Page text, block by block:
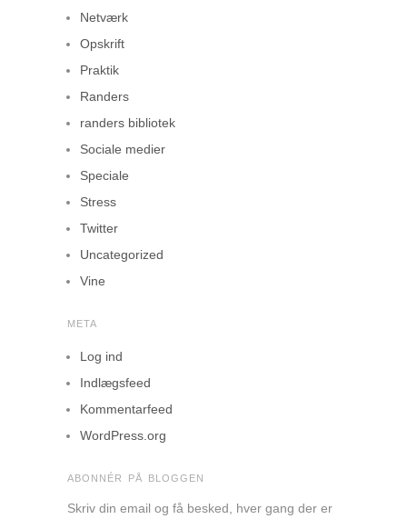
Netværk
Opskrift
Praktik
Randers
randers bibliotek
Sociale medier
Speciale
Stress
Twitter
Uncategorized
Vine
META
Log ind
Indlægsfeed
Kommentarfeed
WordPress.org
ABONNÉR PÅ BLOGGEN
Skriv din email og få besked, hver gang der er